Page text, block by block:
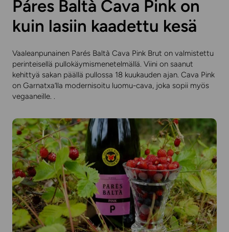
Páres Baltà Cava Pink on
kuin lasiin kaadettu kesä
Vaaleanpunainen Parés Baltà Cava Pink Brut on valmistettu
perinteisellä pullokäymismenetelmällä. Viini on saanut
kehittyä sakan päällä pullossa 18 kuukauden ajan. Cava Pink
on Garnatxa’lla modernisoitu luomu-cava, joka sopii myös
vegaaneille. .